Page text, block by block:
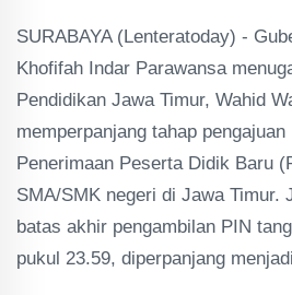
SURABAYA (Lenteratoday) -
Khofifah Indar Parawansa
Pendidikan Jawa Timur, Wahid
memperpanjang tahap
Penerimaan Peserta Didik Baru
SMA/SMK negeri di Jawa Timur.
batas akhir pengambilan PIN
pukul 23.59, diperpanjang